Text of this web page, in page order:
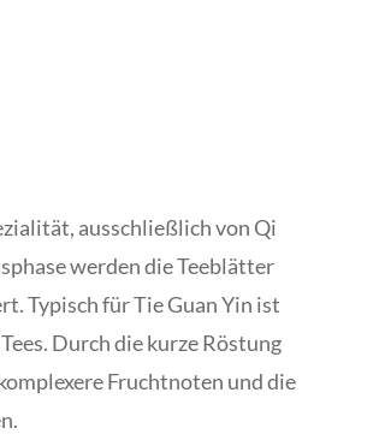
ausschließlich von Qi
werden die Teeblätter
Typisch für Tie Guan Yin ist
Durch die kurze Röstung
Fruchtnoten und die